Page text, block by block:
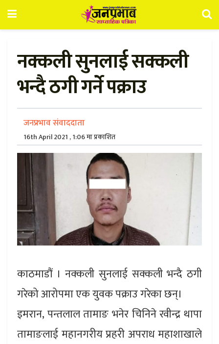
नक्कली सुनलाई सक्कली
भन्दै ठगी गर्ने पक्राउ
जनप्रभाव संवाददाता
16th April 2021 , 1:06 मा प्रकाशित
काठमाडौं । नक्कली सुनलाई सक्कली भन्दै ठगी
गरेको आरोपमा एक युवक पक्राउ गरेका छन्।
इमरान, पन्तलाल तामाङ भनेर चिनिने रवीन्द्र थापा
तामाङलाई महानगरीय प्रहरी अपराध महाशाखाले